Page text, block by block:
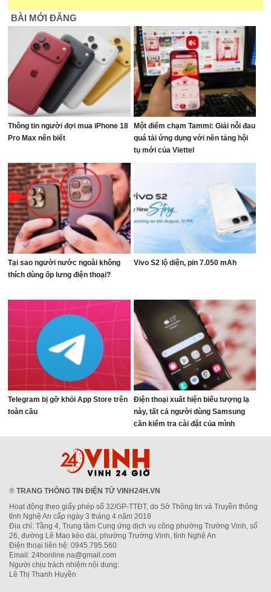
BÀI MỚI ĐĂNG
Thông tin người đợi mua iPhone 18
Pro Max nên biết
Một điểm chạm Tammi: Giải nỗi đau
quá tải ứng dụng với nền tảng hội
tụ mới của Viettel
Tại sao người nước ngoài không
thích dùng ốp lưng điện thoại?
Vivo S2 lộ diện, pin 7.050 mAh
Telegram bị gỡ khỏi App Store trên
toàn cầu
Điện thoại xuất hiện biểu tượng lạ
này, tất cả người dùng Samsung
cần kiểm tra cài đặt của mình
® TRANG THÔNG TIN ĐIỆN TỬ VINH24H.VN
Hoạt động theo giấy phép số 32/GP-TTĐT, do Sở Thông tin và Truyền thông
tỉnh Nghệ An cấp ngày 3 tháng 4 năm 2018
Địa chỉ: Tầng 4, Trung tâm Cung ứng dịch vụ công phường Trường Vinh, số
26, đường Lê Mao kéo dài, phường Trường Vinh, tỉnh Nghệ An
Điện thoại liên hệ: 0945.795.560
Email: 24honline.na@gmail.com
Người chịu trách nhiệm nội dung:
Lê Thị Thanh Huyền